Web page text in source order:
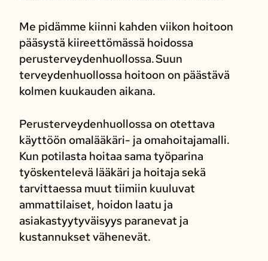
Me pidämme kiinni kahden viikon hoitoon
pääsystä kiireettömässä hoidossa
perusterveydenhuollossa. Suun
terveydenhuollossa hoitoon on päästävä
kolmen kuukauden aikana.
Perusterveydenhuollossa on otettava
käyttöön omalääkäri- ja omahoitajamalli.
Kun potilasta hoitaa sama työparina
työskentelevä lääkäri ja hoitaja sekä
tarvittaessa muut tiimiin kuuluvat
ammattilaiset, hoidon laatu ja
asiakastyytyväisyys paranevat ja
kustannukset vähenevät.